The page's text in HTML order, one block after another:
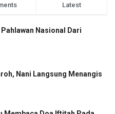
Latest
Nasional Dari
Nani Langsung Menangis